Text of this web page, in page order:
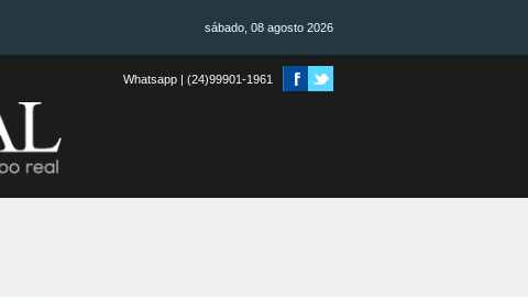
sábado, 08 agosto 2026
Whatsapp | (24)99901-1961